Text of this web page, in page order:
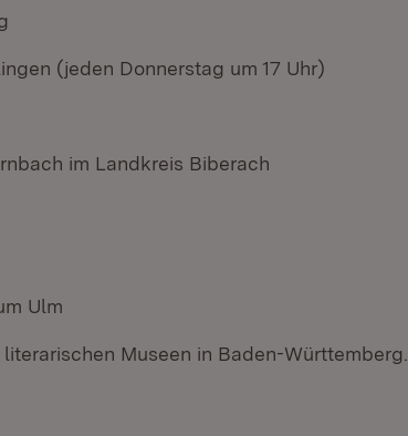
(jeden Donnerstag um 17 Uhr)
im Landkreis Biberach
Ulm
Museen in Baden-Württemberg.